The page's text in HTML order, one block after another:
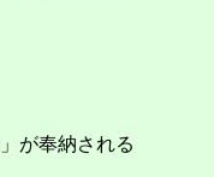
が奉納される